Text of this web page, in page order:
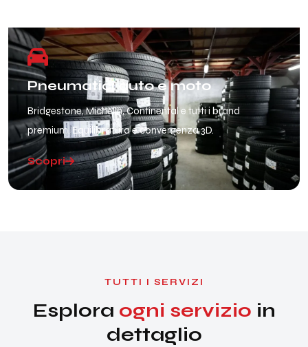
Pneumatici auto e moto
Bridgestone, Michelin, Continental e tutti i brand
premium. Equilibratura e convergenza 3D.
Scopri
TUTTI I SERVIZI
Esplora ogni servizio in
dettaglio